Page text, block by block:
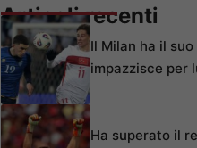
Articoli recenti
Il Milan ha il
impazzisce per
Ha superato il